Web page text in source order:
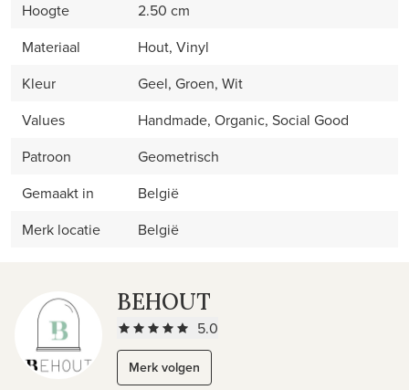
Hoogte
2.50 cm
Materiaal
Hout, Vinyl
Kleur
Geel, Groen, Wit
Values
Handmade, Organic, Social Good
Patroon
Geometrisch
Gemaakt in
België
Merk locatie
België
BEHOUT
5.0
Merk volgen